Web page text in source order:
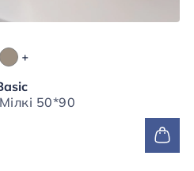
Модель: Мілкі 50*90